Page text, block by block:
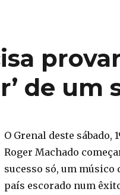
de um
O Grenal deste
Roger Machado
sucesso só, um músico
país escorado num